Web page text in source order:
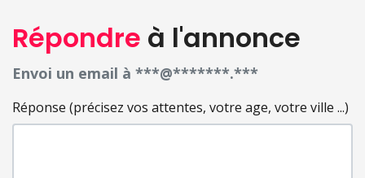
Répondre à l'annonce
Envoi un email à ***@*******.***
Réponse (précisez vos attentes, votre age, votre ville ...)